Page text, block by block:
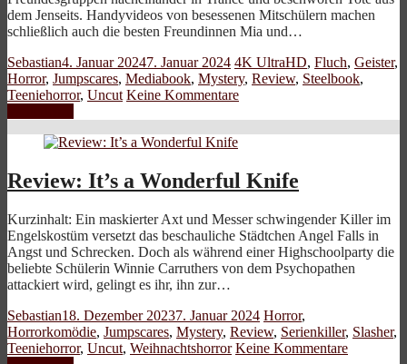
dem Jenseits. Handyvideos von besessenen Mitschülern machen
schließlich auch die besten Freundinnen Mia und…
Sebastian4. Januar 20247. Januar 2024 4K UltraHD, Fluch, Geister,
Horror, Jumpscares, Mediabook, Mystery, Review, Steelbook,
Teeniehorror, Uncut Keine Kommentare
Review: It’s a Wonderful Knife
Kurzinhalt: Ein maskierter Axt und Messer schwingender Killer im
Engelskostüm versetzt das beschauliche Städtchen Angel Falls in
Angst und Schrecken. Doch als während einer Highschoolparty die
beliebte Schülerin Winnie Carruthers von dem Psychopathen
attackiert wird, gelingt es ihr, ihn zur…
Sebastian18. Dezember 20237. Januar 2024 Horror,
Horrorkomödie, Jumpscares, Mystery, Review, Serienkiller, Slasher,
Teeniehorror, Uncut, Weihnachtshorror Keine Kommentare